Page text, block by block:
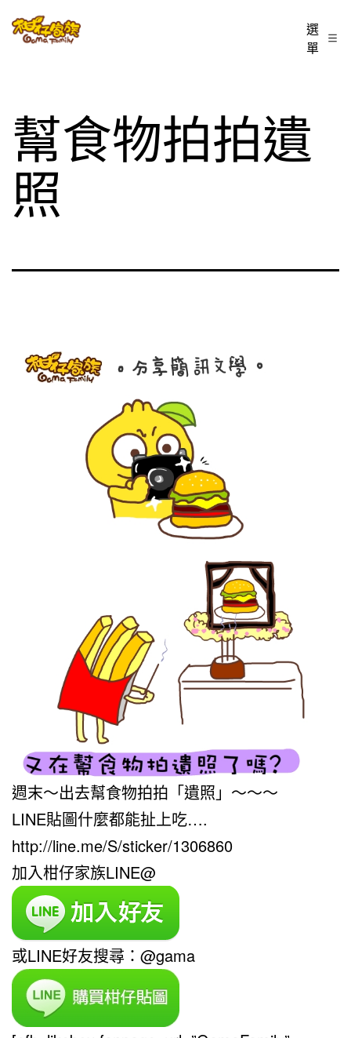
至柑
族
BLOG
選
單
幫食物拍拍遺
照
週末～出去幫食物拍拍「遺照」～～～
LINE貼圖什麼都能扯上吃….
http://line.me/S/sticker/1306860
加入柑仔家族LINE@
或LINE好友搜尋：@gama